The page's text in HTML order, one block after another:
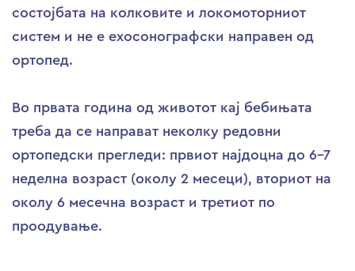
состојбата на колковите и локомоторниот
систем и не е ехосонографски направен од
ортопед.
Во првата година од животот кај бебињата
треба да се направат неколку редовни
ортопедски прегледи: првиот најдоцна до 6-7
неделна возраст (околу 2 месеци), вториот на
околу 6 месечна возраст и третиот по
проодување.